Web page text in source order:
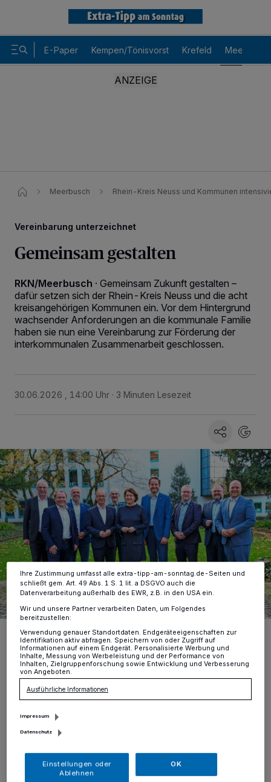
E-Paper Kempen/Tönisvorst Krefeld Meerbusch
Meerbusch Rhein-Kreis Neuss und Kommunen
Vereinbarung unterzeichnet
Gemeinsam gestalten
RKN/Meerbusch · Gemeinsam Zukunft gestalten –
dafür setzen sich der Rhein-Kreis Neuss und die acht
kreisangehörigen Kommunen ein. Vor dem Hintergrund
wachsender Anforderungen an die kommunale Familie
haben sie nun eine Vereinbarung zur Förderung der
interkommunalen Zusammenarbeit geschlossen.
30.06.2026 , 14:00 Uhr 3 Minuten Lesezeit
Bei der Hauptverwaltungsbeamtenkonferenz (v.l.): Kreisdirektor
Dirk Brügge, Dr. Martin Mertens (Bürgermeister Rommerskirchen),
Klaus Krützen (Bürgermeister Grevenbroich), Reiner Breuer
(Bürgermeister Neuss), Dr. Torsten Spillmann (Kämmerer und
Beigeordneter der Stadt Dormagen, in Vertretung von Bürgermeister
Erik Lierenfeld), Landrätin Katharina Reinhold, Christian Bommers
(Bürgermeister Meerbusch), Philipp Sieben (Bürgermeister Jüchen),
Marc Venten (Bürgermeister Korschenbroich) und Christian Horn-
2025 aufgenommen.
Wir und unsere218-Partner speichern und greifen auf
personenbezogene Daten wie Browserdaten oder eindeutige
Kennungen auf Ihrem Gerät zu. Durch Auswahl von OK aktivieren Sie
Tracking-Technologien für die unter „Wir und unsere Partner
verarbeiten Daten, um Ihnen Dienste bereitzustellen“ aufgeführten
Zwecke. Wenn Tracker deaktiviert sind, sind manche Inhalte und
Anzeigen möglicherweise nicht mehr so relevant für Sie. Sie können
dieses Menü jederzeit wieder aufrufen, um Ihre Einstellungen zu
ändern oder Ihre Einwilligung zu widerrufen, indem Sie auf den Link
Einstellungen oder Ablehnen am unteren Rand der Webseite klicken.
Ihre Einstellungen gelten innerhalb unseres Website. Weitere
Informationen finden Sie in unserer Datenschutzerklärung.
Ihre Zustimmung umfasst alle extra-tipp-am-sonntag.de-Seiten und
schließt gem. Art. 49 Abs. 1 S. 1 lit. a DSGVO auch die
Datenverarbeitung außerhalb des EWR, z.B. in den USA ein.
Wir und unsere Partner verarbeiten Daten, um Folgendes
bereitzustellen:
Verwendung genauer Standortdaten. Endgeräteeigenschaften zur
Identifikation aktiv abfragen. Speichern von oder Zugriff auf
Informationen auf einem Endgerät. Personalisierte Werbung und
Inhalte, Messung von Werbeleistung und der Performance von
Inhalten, Zielgruppenforschung sowie Entwicklung und Verbesserung
von Angeboten.
Ausführliche Informationen
Impressum
Datenschutz
Einstellungen oder
Ablehnen
OK